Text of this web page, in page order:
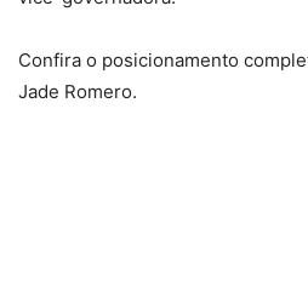
Confira o posicionamento
Jade Romero.